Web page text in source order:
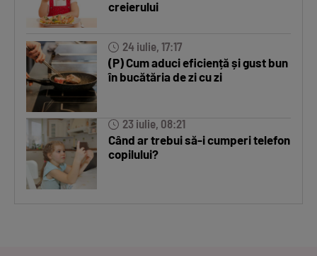
creierului
24 iulie, 17:17
(P) Cum aduci eficiență și gust bun
în bucătăria de zi cu zi
23 iulie, 08:21
Când ar trebui să-i cumperi telefon
copilului?